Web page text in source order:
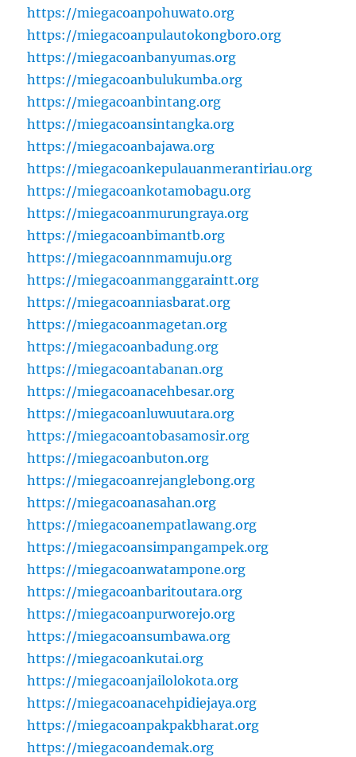
https://miegacoanpohuwato.org
https://miegacoanpulautokongboro.org
https://miegacoanbanyumas.org
https://miegacoanbulukumba.org
https://miegacoanbintang.org
https://miegacoansintangka.org
https://miegacoanbajawa.org
https://miegacoankepulauanmerantiriau.org
https://miegacoankotamobagu.org
https://miegacoanmurungraya.org
https://miegacoanbimantb.org
https://miegacoannmamuju.org
https://miegacoanmanggaraintt.org
https://miegacoanniasbarat.org
https://miegacoanmagetan.org
https://miegacoanbadung.org
https://miegacoantabanan.org
https://miegacoanacehbesar.org
https://miegacoanluwuutara.org
https://miegacoantobasamosir.org
https://miegacoanbuton.org
https://miegacoanrejanglebong.org
https://miegacoanasahan.org
https://miegacoanempatlawang.org
https://miegacoansimpangampek.org
https://miegacoanwatampone.org
https://miegacoanbaritoutara.org
https://miegacoanpurworejo.org
https://miegacoansumbawa.org
https://miegacoankutai.org
https://miegacoanjailolokota.org
https://miegacoanacehpidiejaya.org
https://miegacoanpakpakbharat.org
https://miegacoandemak.org